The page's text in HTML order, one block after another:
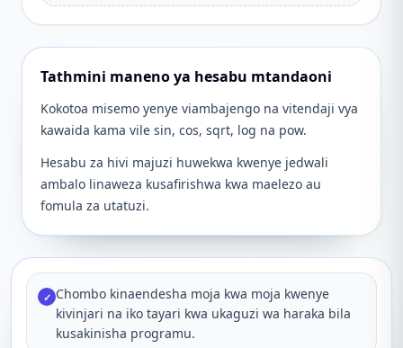
Tathmini maneno ya hesabu mtandaoni
Kokotoa misemo yenye viambajengo na vitendaji vya
kawaida kama vile sin, cos, sqrt, log na pow.
Hesabu za hivi majuzi huwekwa kwenye jedwali
ambalo linaweza kusafirishwa kwa maelezo au
fomula za utatuzi.
✓ Chombo kinaendesha moja kwa moja kwenye
kivinjari na iko tayari kwa ukaguzi wa haraka bila
kusakinisha programu.